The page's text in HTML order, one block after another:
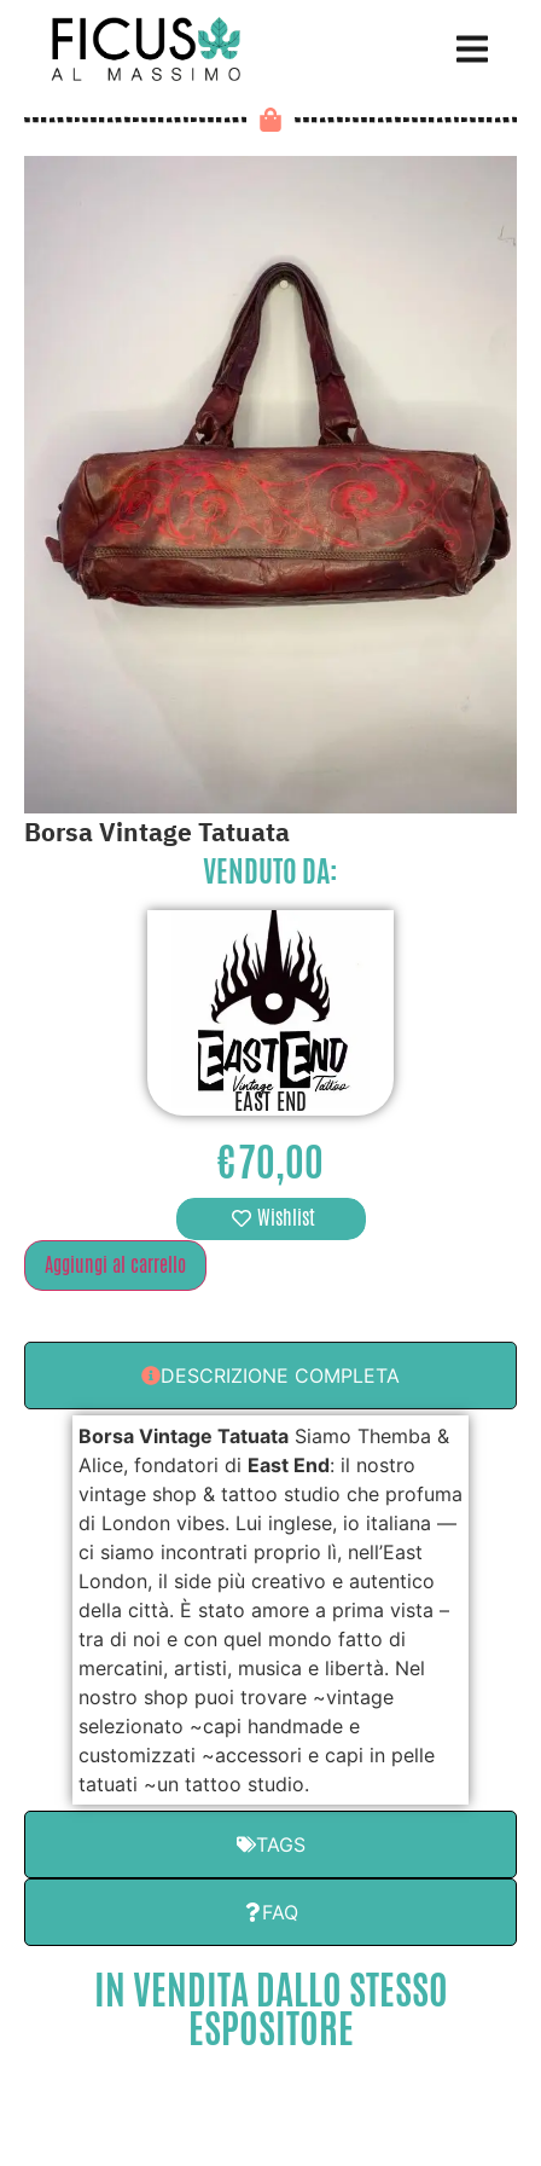
Borsa Vintage Tatuata
VENDUTO DA:
EAST END
€70,00
Wishlist
Aggiungi al carrello
DESCRIZIONE COMPLETA
TAGS
FAQ
Borsa Vintage Tatuata Siamo Themba &
Alice, fondatori di East End: il nostro
vintage shop & tattoo studio che profuma
di London vibes. Lui inglese, io italiana —
ci siamo incontrati proprio lì, nell’East
London, il side più creativo e autentico
della città. È stato amore a prima vista –
tra di noi e con quel mondo fatto di
mercatini, artisti, musica e libertà. Nel
nostro shop puoi trovare ~vintage
selezionato ~capi handmade e
customizzati ~accessori e capi in pelle
tatuati ~un tattoo studio.
IN VENDITA DALLO STESSO
ESPOSITORE